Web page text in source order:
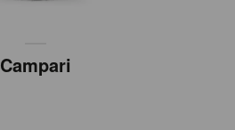
Campari